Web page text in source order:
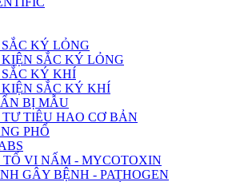
KÝ LỎNG
SẮC KÝ LỎNG
SẮC KÝ KHÍ
KIỆN SẮC KÝ KHÍ
BỊ MẪU
TIÊU HAO CƠ BẢN
PHỔ
VI NẤM - MYCOTOXIN
GÂY BỆNH - PATHOGEN